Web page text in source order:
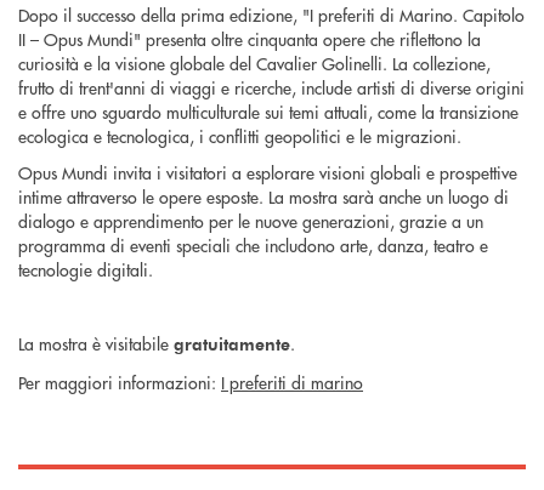
Dopo il successo della prima edizione, "I preferiti di Marino. Capitolo
II – Opus Mundi" presenta oltre cinquanta opere che riflettono la
curiosità e la visione globale del Cavalier Golinelli. La collezione,
frutto di trent'anni di viaggi e ricerche, include artisti di diverse origini
e offre uno sguardo multiculturale sui temi attuali, come la transizione
ecologica e tecnologica, i conflitti geopolitici e le migrazioni.
Opus Mundi invita i visitatori a esplorare visioni globali e prospettive
intime attraverso le opere esposte. La mostra sarà anche un luogo di
dialogo e apprendimento per le nuove generazioni, grazie a un
programma di eventi speciali che includono arte, danza, teatro e
tecnologie digitali.
La mostra è visitabile gratuitamente.
Per maggiori informazioni: I preferiti di marino